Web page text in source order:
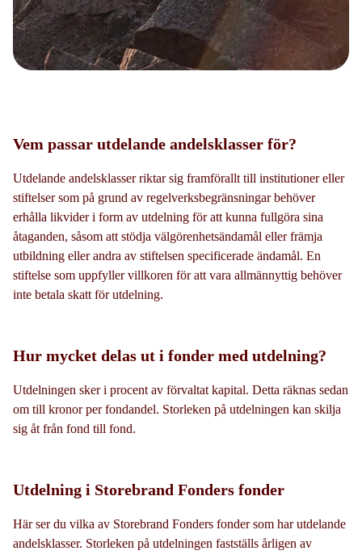
Vem passar utdelande andelsklasser för?
Utdelande andelsklasser riktar sig framförallt till institutioner eller
stiftelser som på grund av regelverksbegränsningar behöver
erhålla likvider i form av utdelning för att kunna fullgöra sina
åtaganden, såsom att stödja välgörenhetsändamål eller främja
utbildning eller andra av stiftelsen specificerade ändamål. En
stiftelse som uppfyller villkoren för att vara allmännyttig behöver
inte betala skatt för utdelning.
Hur mycket delas ut i fonder med utdelning?
Utdelningen sker i procent av förvaltat kapital. Detta räknas sedan
om till kronor per fondandel. Storleken på utdelningen kan skilja
sig åt från fond till fond.
Utdelning i Storebrand Fonders fonder
Här ser du vilka av Storebrand Fonders fonder som har utdelande
andelsklasser. Storleken på utdelningen fastställs årligen av